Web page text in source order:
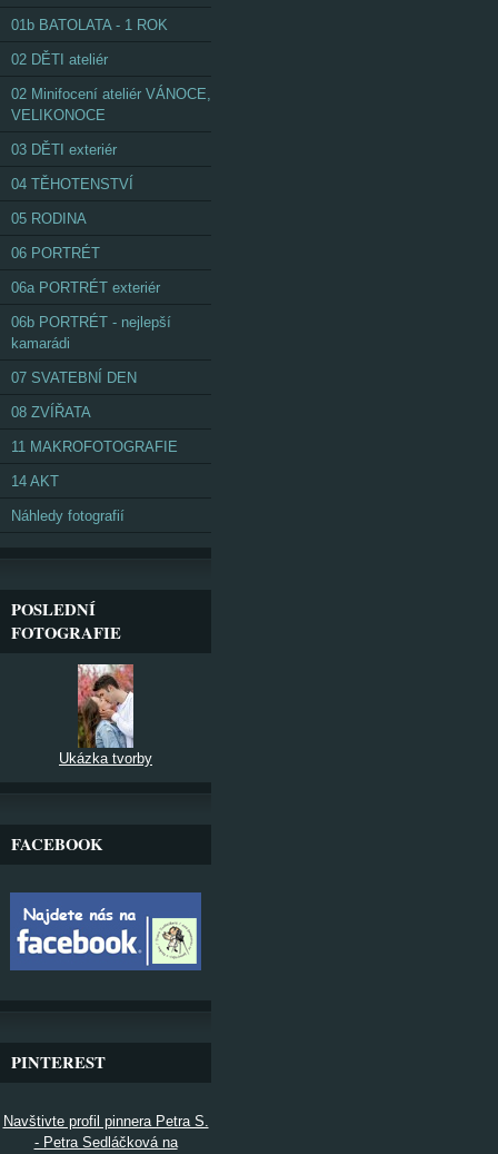
01b BATOLATA - 1 ROK
02 DĚTI ateliér
02 Minifocení ateliér VÁNOCE,
VELIKONOCE
03 DĚTI exteriér
04 TĚHOTENSTVÍ
05 RODINA
06 PORTRÉT
06a PORTRÉT exteriér
06b PORTRÉT - nejlepší
kamarádi
07 SVATEBNÍ DEN
08 ZVÍŘATA
11 MAKROFOTOGRAFIE
14 AKT
Náhledy fotografií
POSLEDNÍ
FOTOGRAFIE
Ukázka tvorby
FACEBOOK
PINTEREST
Navštivte profil pinnera Petra S.
- Petra Sedláčková na